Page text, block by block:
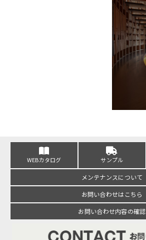
WEBカタログ サンプル
メンテナンスについて
お問い合わせはこちら
お問い合わせ内容の確認